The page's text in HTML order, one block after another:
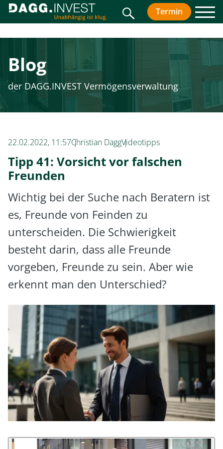
SucheTermin
Blog
der DAGG.INVEST Vermögensverwaltung
22.02.2022, 11:57Christian DaggVideotipps
Tipp 41: Vorsicht vor falschen
Freunden
Wichtig bei der Suche nach Beratern ist
es, Freunde von Feinden zu
unterscheiden. Die Schwierigkeit
besteht darin, dass alle Freunde
vorgeben, Freunde zu sein. Aber wie
erkennt man den Unterschied?